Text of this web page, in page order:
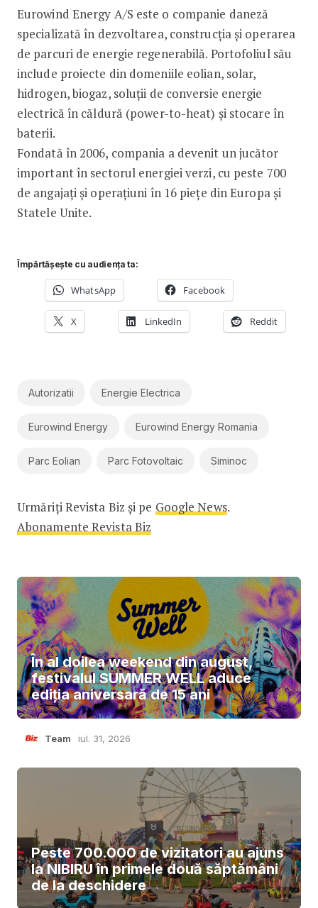
Eurowind Energy A/S este o companie daneză
specializată în dezvoltarea, construcția și operarea
de parcuri de energie regenerabilă. Portofoliul său
include proiecte din domeniile eolian, solar,
hidrogen, biogaz, soluții de conversie energie
electrică în căldură (power-to-heat) și stocare în
baterii.
Fondată în 2006, compania a devenit un jucător
important în sectorul energiei verzi, cu peste 700
de angajați și operațiuni în 16 piețe din Europa și
Statele Unite.
Împărtășește cu audiența ta:
WhatsApp Facebook
X LinkedIn Reddit
Autorizatii Energie Electrica
Eurowind Energy Eurowind Energy Romania
Parc Eolian Parc Fotovoltaic Siminoc
Urmăriți Revista Biz și pe Google News.
Abonamente Revista Biz
În al doilea weekend din august,
festivalul SUMMER WELL aduce
ediția aniversară de 15 ani
Team iul. 31, 2026
Peste 700.000 de vizitatori au ajuns
la NIBIRU în primele două săptămâni
de la deschidere